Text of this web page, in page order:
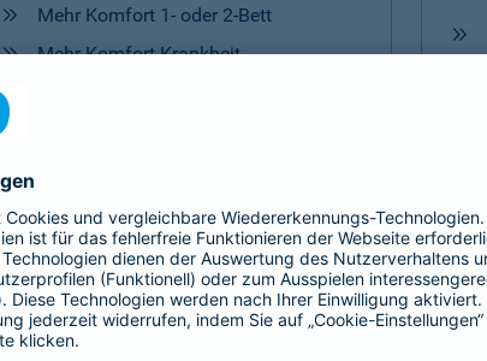
Mehr Komfort 1- oder 2-Bett
Mehr Komfort Krankheit
Mehr Komfort